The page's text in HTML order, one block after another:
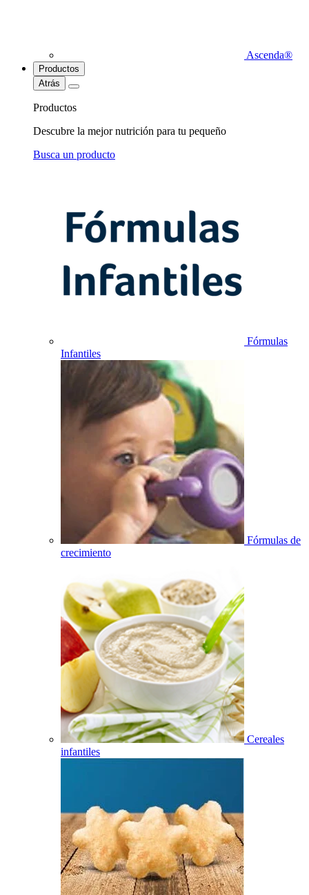
Ascenda®
Productos
Atrás
Productos
Descubre la mejor nutrición para tu pequeño
Busca un producto
Fórmulas
Infantiles
Fórmulas de
crecimiento
Cereales
infantiles